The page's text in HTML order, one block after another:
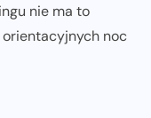
nie ma to
orientacyjnych noc